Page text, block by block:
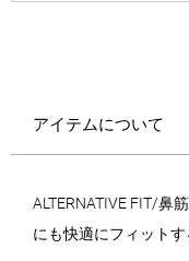
アイテムについて
ALTERNATIVE FIT/鼻
にも快適にフィットす